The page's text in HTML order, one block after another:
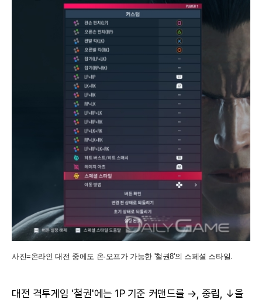
사진=온라인 대전 중에도 온·오프가 가능한 '철권8'의 스페셜 스타일.
대전 격투게임 '철권'에는 1P 기준 커맨드를 →, 중립, ↓을